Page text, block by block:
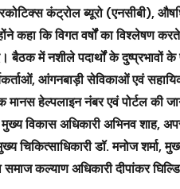
कंट्रोल ब्यूरो (एनसीबी),
कि विगत वर्षों का विश्लेषण करते
में नशीले पदार्थों के दुष्प्रभावों
आंगनबाड़ी सेविकाओं एवं
हेल्पलाइन नंबर एवं पोर्टल की
अधिकारी अभिनव शाह, अपर
डॉ. मनोज शर्मा,
कल्याण अधिकारी दीपांकर